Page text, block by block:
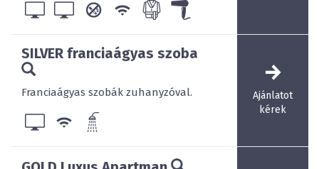
A panzióban 2011-ben 10 új, GOLD klímás, infra fűtéses
apartman szoba, illetve nászutas lakosztály került
kialakításra.
SILVER franciaágyas szoba
Franciaágyas szobák zuhanyzóval.
Ajánlatot
kérek